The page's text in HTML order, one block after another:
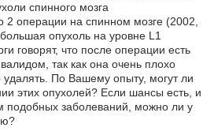
спинного мозга
2 операции на спинном мозге (2002,
опухоль на уровне L1
говорят, что после операции есть
так как она очень плохо
По Вашему опыту, могут ли
этих опухолей? Если шансы есть, и
подобных заболеваний, можно ли у